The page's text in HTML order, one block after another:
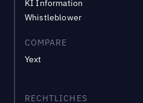
KI Information
Whistleblower
COMPARE
Yext
RECHTLICHES